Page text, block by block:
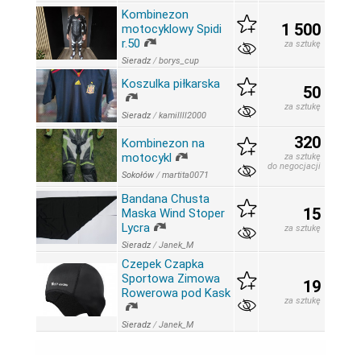
Kombinezon
motocyklowy Spidi
r.50
Sieradz /borys_cup
1 500
za sztukę
Koszulka piłkarska
Sieradz /kamillll2000
50
za sztukę
Kombinezon na
motocykl
Sokołów /martita0071
320
za sztukę
do negocjacji
Bandana Chusta
Maska Wind Stoper
Lycra
Sieradz /Janek_M
15
za sztukę
Czepek Czapka
Sportowa Zimowa
Rowerowa pod Kask
Sieradz /Janek_M
19
za sztukę